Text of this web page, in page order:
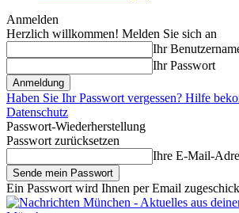
Anmelden
Herzlich willkommen! Melden Sie sich an
Ihr
Ihr Passwort
Haben Sie Ihr Passwort vergessen? Hilfe
Datenschutz
Passwort-Wiederherstellung
Passwort zurücksetzen
Ihre E-Mail-
Ein Passwort wird Ihnen per Email